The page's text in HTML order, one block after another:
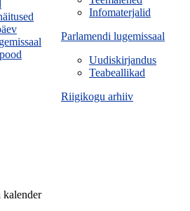
Infomaterjalid
Parlamendi lugemissaal
Uudiskirjandus
Teabeallikad
Riigikogu arhiiv
kalender